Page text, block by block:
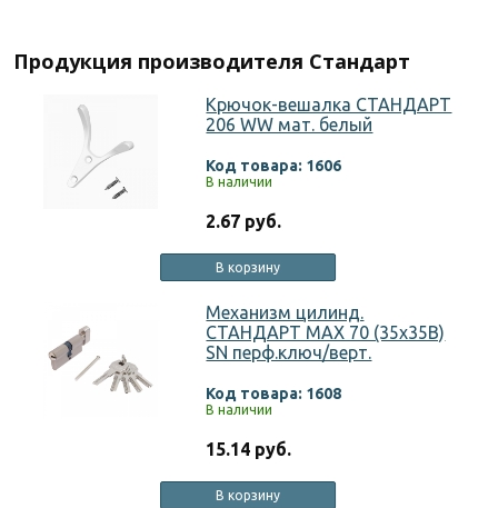
Продукция производителя Стандарт
Крючок-вешалка СТАНДАРТ
206 WW мат. белый
Код товара: 1606
В наличии
2.67 руб.
В корзину
Механизм цилинд.
СТАНДАРТ MAX 70 (35х35В)
SN перф.ключ/верт.
Код товара: 1608
В наличии
15.14 руб.
В корзину